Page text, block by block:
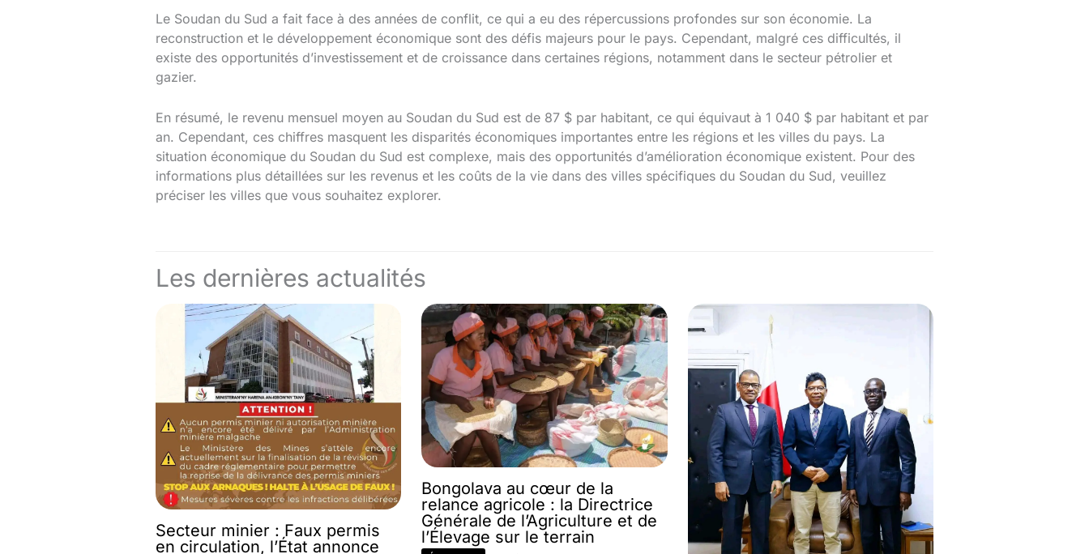
Le Soudan du Sud a fait face à des années de conflit, ce qui a eu des répercussions profondes sur son économie. La
reconstruction et le développement économique sont des défis majeurs pour le pays. Cependant, malgré ces difficultés, il
existe des opportunités d’investissement et de croissance dans certaines régions, notamment dans le secteur pétrolier et
gazier.
En résumé, le revenu mensuel moyen au Soudan du Sud est de 87 $ par habitant, ce qui équivaut à 1 040 $ par habitant et par
an. Cependant, ces chiffres masquent les disparités économiques importantes entre les régions et les villes du pays. La
situation économique du Soudan du Sud est complexe, mais des opportunités d’amélioration économique existent. Pour des
informations plus détaillées sur les revenus et les coûts de la vie dans des villes spécifiques du Soudan du Sud, veuillez
préciser les villes que vous souhaitez explorer.
Les dernières actualités
Secteur minier : Faux permis
en circulation, l’État annonce
Bongolava au cœur de la
relance agricole : la Directrice
Générale de l’Agriculture et de
l’Élevage sur le terrain